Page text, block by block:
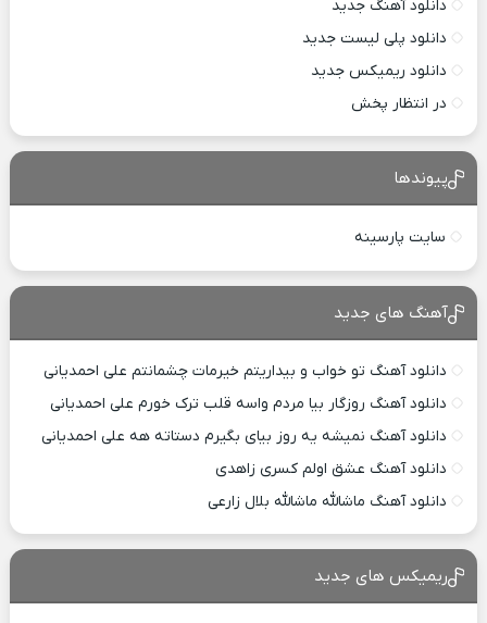
دانلود آهنگ جدید
دانلود پلی لیست جدید
دانلود ریمیکس جدید
در انتظار پخش
پیوندها
سایت پارسینه
آهنگ های جدید
دانلود آهنگ تو خواب و بیداریتم خیرمات چشمانتم علی احمدیانی
دانلود آهنگ روزگار بیا مردم واسه قلب ترک خورم علی احمدیانی
دانلود آهنگ نمیشه یه روز بیای بگیرم دستاته هه علی احمدیانی
دانلود آهنگ عشق اولم کسری زاهدی
دانلود آهنگ ماشالله ماشالله بلال زارعی
ریمیکس های جدید